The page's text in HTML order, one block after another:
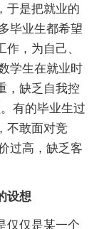
于是把就业的
毕业生都希望
，为自己、
学生在就业时
，缺乏自我控
有的毕业生过
不敢面对竞
过高，缺乏客
设想
仅是某一个